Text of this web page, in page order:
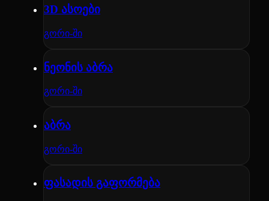
3D ასოები
გორი-ში
ნეონის აბრა
გორი-ში
აბრა
გორი-ში
ფასადის გაფორმება